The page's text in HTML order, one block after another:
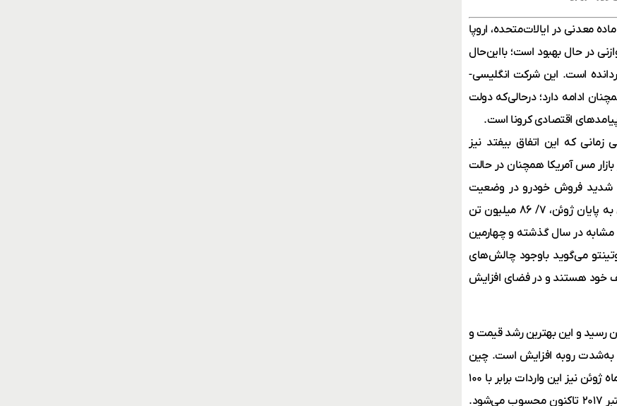
معدنی در ایالات‌متحده، اروپا
در حال بهبود است؛ بااین‌حال
است. این شرکت انگلیسی-
ادامه دارد؛ درحالی‌که دولت
اقتصادی کرونا است.
که این اتفاق بیفتد نیز
مس آمریکا همچنان در حالت
شدید فروش خودرو در وضعیت
نامناسبی هستند. کسب‌و‌کار سنگ‌آهن ریو موفق شد تا در سه‌ماه منتهی به پایان ژوئن، ۷/ ۸۶ میلیون تن
مشابه در سال گذشته و چهارمین
می‌گوید باوجود چالش‌های
خود هستند و در فضای افزایش
بیش از ۲۰ درصدی به ۱۱۰ دلار برای هر تن رسید و این بهترین رشد قیمت و
به‌شدت روبه افزایش است. چین
تنها در نیمه سال‌جاری ۵۰۰ میلیون تن سنگ‌آهن خریداری کرده است. در ماه ژوئن نیز این واردات برابر با ۱۰۰
میلیون تن بوده است و این بیشترین آمار واردات سنگ‌آهن در چین از اکتبر ۲۰۱۷ تاکنون محسوب می‌شود.